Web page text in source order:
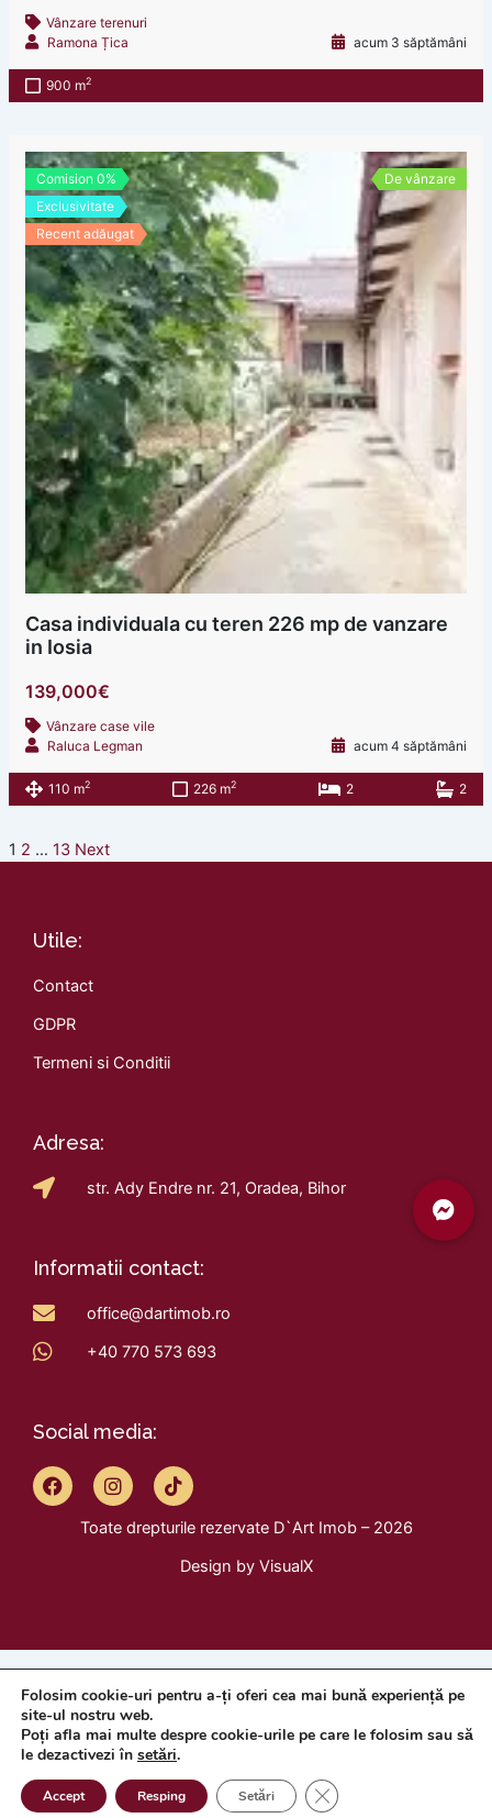
Vânzare terenuri
Ramona Țica
acum 3 săptămâni
900 m2
Comision 0%
Exclusivitate
Recent adăugat
De vânzare
Casa individuala cu teren 226 mp de vanzare
in Iosia
139,000€
Vânzare case vile
Raluca Legman
acum 4 săptămâni
110 m2 226 m2 2 2
1 2 … 13 Next
Utile:
Contact
GDPR
Termeni si Conditii
Adresa:
str. Ady Endre nr. 21, Oradea, Bihor
Informatii contact:
office@dartimob.ro
+40 770 573 693
Social media:
F
a
I
n
t
T
i
t
k
Toate drepturile rezervate D`Art Imob – 2026
Design by VisualX
Folosim cookie-uri pentru a-ți oferi cea mai bună experiență pe
site-ul nostru web.
Poți afla mai multe despre cookie-urile pe care le folosim sau să
le dezactivezi în setări.
Accept Resping Setări Close GDPR Cookie